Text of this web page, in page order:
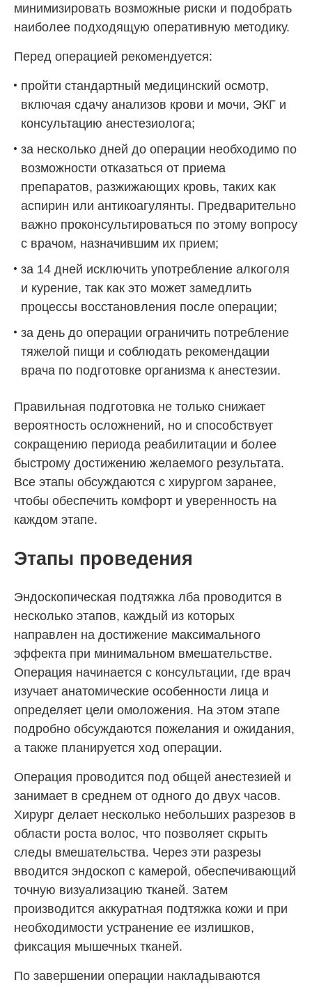
минимизировать возможные риски и подобрать
наиболее подходящую оперативную методику.
Перед операцией рекомендуется:
пройти стандартный медицинский осмотр,
включая сдачу анализов крови и мочи, ЭКГ и
консультацию анестезиолога;
за несколько дней до операции необходимо по
возможности отказаться от приема
препаратов, разжижающих кровь, таких как
аспирин или антикоагулянты. Предварительно
важно проконсультироваться по этому вопросу
с врачом, назначившим их прием;
за 14 дней исключить употребление алкоголя
и курение, так как это может замедлить
процессы восстановления после операции;
за день до операции ограничить потребление
тяжелой пищи и соблюдать рекомендации
врача по подготовке организма к анестезии.
Правильная подготовка не только снижает
вероятность осложнений, но и способствует
сокращению периода реабилитации и более
быстрому достижению желаемого результата.
Все этапы обсуждаются с хирургом заранее,
чтобы обеспечить комфорт и уверенность на
каждом этапе.
Этапы проведения
Эндоскопическая подтяжка лба проводится в
несколько этапов, каждый из которых
направлен на достижение максимального
эффекта при минимальном вмешательстве.
Операция начинается с консультации, где врач
изучает анатомические особенности лица и
определяет цели омоложения. На этом этапе
подробно обсуждаются пожелания и ожидания,
а также планируется ход операции.
Операция проводится под общей анестезией и
занимает в среднем от одного до двух часов.
Хирург делает несколько небольших разрезов в
области роста волос, что позволяет скрыть
следы вмешательства. Через эти разрезы
вводится эндоскоп с камерой, обеспечивающий
точную визуализацию тканей. Затем
производится аккуратная подтяжка кожи и при
необходимости устранение ее излишков,
фиксация мышечных тканей.
По завершении операции накладываются